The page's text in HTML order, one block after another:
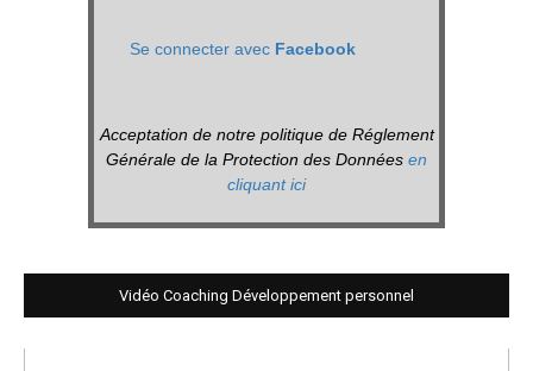
Se connecter avec Facebook
Acceptation de notre politique de Réglement
Générale de la Protection des Données en
cliquant ici
Vidéo Coaching Développement personnel